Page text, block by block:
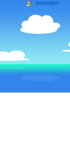
Anmelden